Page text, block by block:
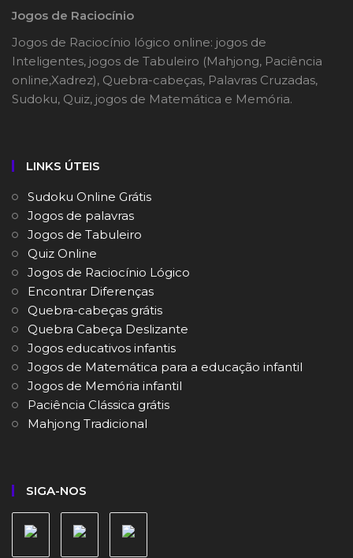
Jogos de Raciocínio
Jogos de Raciocínio lógico online: jogos de
Inteligentes, jogos de Tabuleiro (Mahjong, Paciência
online,Xadrez), Quebra-cabeças, Palavras Cruzadas,
Sudoku, Quiz, jogos de Matemática e Memória.
LINKS ÚTEIS
Sudoku Online Grátis
Jogos de palavras
Jogos de Tabuleiro
Quiz Online
Jogos de Raciocínio Lógico
Encontrar Diferenças
Quebra-cabeças grátis
Quebra Cabeça Deslizante
Jogos educativos infantis
Jogos de Matemática para a educação infantil
Jogos de Memória infantil
Paciência Clássica grátis
Mahjong Tradicional
SIGA-NOS